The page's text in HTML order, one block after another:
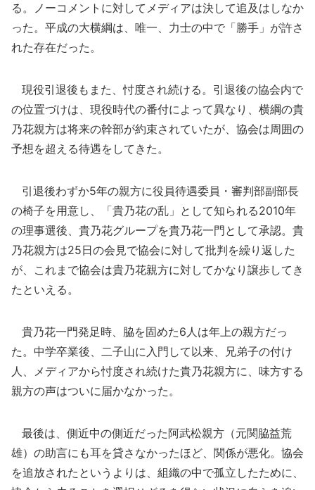
る。ノーコメントに対してメディアは決して追及はしなか
った。平成の大横綱は、唯一、力士の中で「勝手」が許さ
れた存在だった。
現役引退後もまた、忖度され続ける。引退後の協会内で
の位置づけは、現役時代の番付によって異なり、横綱の貴
乃花親方は将来の幹部が約束されていたが、協会は周囲の
予想を超える待遇をしてきた。
引退後わずか5年の親方に役員待遇委員・審判部副部長
の椅子を用意し、「貴乃花の乱」として知られる2010年
の理事選後、貴乃花グループを貴乃花一門として承認。貴
乃花親方は25日の会見で協会に対して批判を繰り返した
が、これまで協会は貴乃花親方に対してかなり譲歩してき
たといえる。
貴乃花一門発足時、脇を固めた6人は年上の親方だっ
た。中学卒業後、二子山に入門して以来、兄弟子の付け
人、メディアから忖度され続けた貴乃花親方に、味方する
親方の声はついに届かなかった。
最後は、側近中の側近だった阿武松親方（元関脇益荒
雄）の助言にも耳を貸さなかったほど、関係が悪化。協会
を追放されたというよりは、組織の中で孤立したために、